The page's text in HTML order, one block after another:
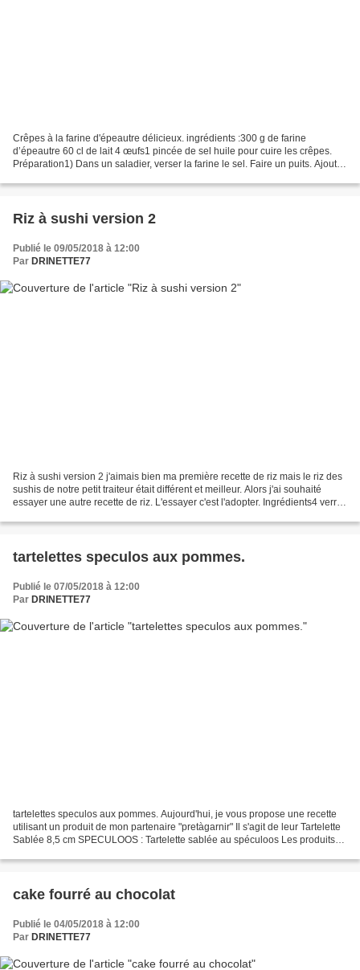
Crêpes à la farine d'épeautre délicieux. ingrédients :300 g de farine
d’épeautre 60 cl de lait 4 œufs1 pincée de sel huile pour cuire les crêpes.
Préparation1) Dans un saladier, verser la farine le sel. Faire un puits. Ajouter
Riz à sushi version 2
Publié le 09/05/2018 à 12:00
Par DRINETTE77
Riz à sushi version 2 j'aimais bien ma première recette de riz mais le riz des
sushis de notre petit traiteur était différent et meilleur. Alors j'ai souhaité
essayer une autre recette de riz. L'essayer c'est l'adopter. Ingrédients4 verres
tartelettes speculos aux pommes.
Publié le 07/05/2018 à 12:00
Par DRINETTE77
tartelettes speculos aux pommes. Aujourd'hui, je vous propose une recette
utilisant un produit de mon partenaire "pretàgarnir" Il s'agit de leur Tartelette
Sablée 8,5 cm SPECULOOS : Tartelette sablée au spéculoos Les produits
cake fourré au chocolat
Publié le 04/05/2018 à 12:00
Par DRINETTE77